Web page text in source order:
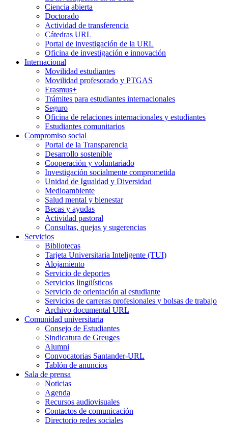
Ciencia abierta
Doctorado
Actividad de transferencia
Cátedras URL
Portal de investigación de la URL
Oficina de investigación e innovación
Internacional
Movilidad estudiantes
Movilidad profesorado y PTGAS
Erasmus+
Trámites para estudiantes internacionales
Seguro
Oficina de relaciones internacionales y estudiantes
Estudiantes comunitarios
Compromiso social
Portal de la Transparencia
Desarrollo sostenible
Cooperación y voluntariado
Investigación socialmente comprometida
Unidad de Igualdad y Diversidad
Medioambiente
Salud mental y bienestar
Becas y ayudas
Actividad pastoral
Consultas, quejas y sugerencias
Servicios
Bibliotecas
Tarjeta Universitaria Inteligente (TUI)
Alojamiento
Servicio de deportes
Servicios lingüísticos
Servicio de orientación al estudiante
Servicios de carreras profesionales y bolsas de trabajo
Archivo documental URL
Comunidad universitaria
Consejo de Estudiantes
Sindicatura de Greuges
Alumni
Convocatorias Santander-URL
Tablón de anuncios
Sala de prensa
Noticias
Agenda
Recursos audiovisuales
Contactos de comunicación
Directorio redes sociales